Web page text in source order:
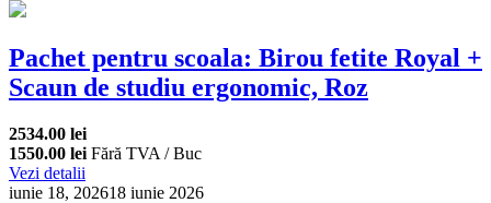
Pachet pentru scoala: Birou fetite Royal +
Scaun de studiu ergonomic, Roz
2534.00 lei
1550.00 lei Fără TVA / Buc
Vezi detalii
iunie 18, 202618 iunie 2026